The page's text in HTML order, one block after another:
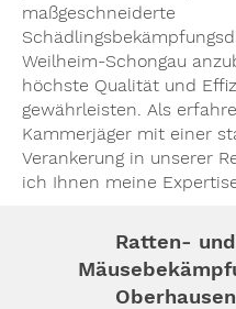
maßgeschneiderte
Weilheim-Schongau
höchste Qualität und
gewährleisten. Als
Kammerjäger mit einer
Verankerung in unserer
ich Ihnen meine
Ratten- und
Oberhausen